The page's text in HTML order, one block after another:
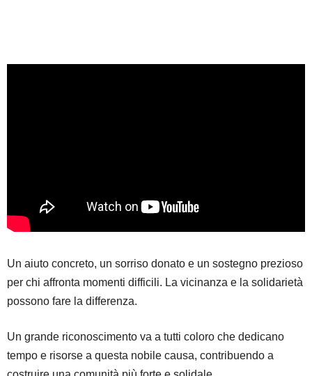
Un aiuto concreto, un sorriso donato e un sostegno prezioso
per chi affronta momenti difficili. La vicinanza e la solidarietà
possono fare la differenza.
Un grande riconoscimento va a tutti coloro che dedicano
tempo e risorse a questa nobile causa, contribuendo a